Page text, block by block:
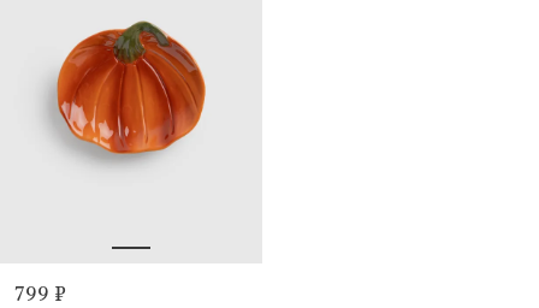
799 ₽